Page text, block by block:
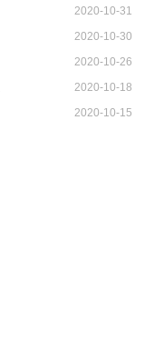
2020-10-31
2020-10-30
2020-10-26
2020-10-18
2020-10-15